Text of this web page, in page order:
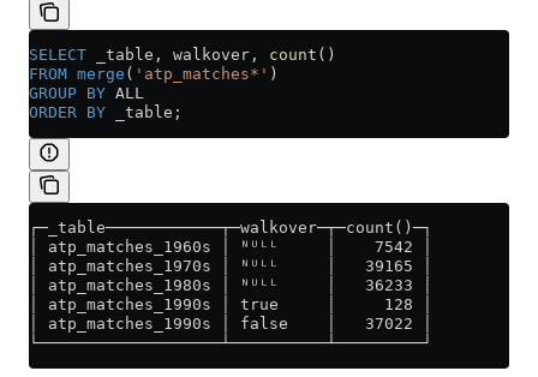
SELECT _table, walkover, count ()
FROM merge ( 'atp_matches*' )
GROUP BY ALL
ORDER BY _table;
┌─_table────────────┬─walkover─┬─count()─┐
│ atp_matches_1960s │ ᴺᵁᴸᴸ     │    7542 │
│ atp_matches_1970s │ ᴺᵁᴸᴸ     │   39165 │
│ atp_matches_1980s │ ᴺᵁᴸᴸ     │   36233 │
│ atp_matches_1990s │ true     │     128 │
│ atp_matches_1990s │ false    │   37022 │
└───────────────────┴──────────┴─────────┘